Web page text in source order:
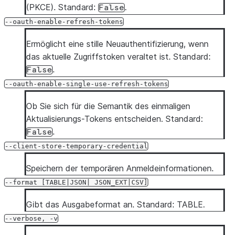
(PKCE). Standard: False.
--oauth-enable-refresh-tokens
Ermöglicht eine stille Neuauthentifizierung, wenn
das aktuelle Zugriffstoken veraltet ist. Standard:
False.
--oauth-enable-single-use-refresh-tokens
Ob Sie sich für die Semantik des einmaligen
Aktualisierungs-Tokens entscheiden. Standard:
False.
--client-store-temporary-credential
Speichern der temporären Anmeldeinformationen.
--format [TABLE|JSON| JSON_EXT|CSV]
Gibt das Ausgabeformat an. Standard: TABLE.
--verbose, -v